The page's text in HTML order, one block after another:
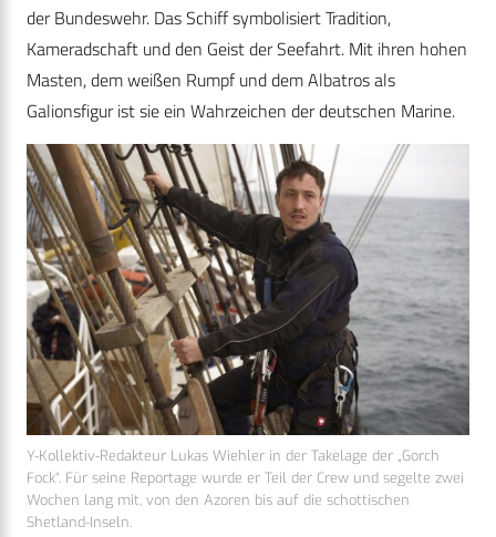
der Bundeswehr. Das Schiff symbolisiert Tradition,
Kameradschaft und den Geist der Seefahrt. Mit ihren hohen
Masten, dem weißen Rumpf und dem Albatros als
Galionsfigur ist sie ein Wahrzeichen der deutschen Marine.
Y-Kollektiv-Redakteur Lukas Wiehler in der Takelage der „Gorch
Fock“. Für seine Reportage wurde er Teil der Crew und segelte zwei
Wochen lang mit, von den Azoren bis auf die schottischen
Shetland-Inseln.